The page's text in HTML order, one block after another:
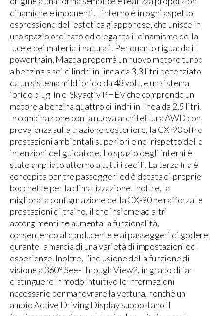
dinamiche e imponenti. L’interno è in ogni aspetto
espressione dell’estetica giapponese, che unisce in
uno spazio ordinato ed elegante il dinamismo della
luce e dei materiali naturali. Per quanto riguarda il
powertrain, Mazda proporrà un nuovo motore turbo
a benzina a sei cilindri in linea da 3,3 litri potenziato
da un sistema mild ibrido da 48 volt, e un sistema
ibrido plug-in e-Skyactiv PHEV che comprende un
motore a benzina quattro cilindri in linea da 2,5 litri.
In combinazione con la nuova architettura AWD con
prevalenza sulla trazione posteriore, la CX-90 offre
prestazioni ambientali superiori e nel rispetto delle
intenzioni del guidatore. Lo spazio degli interni è
stato ampliato attorno a tutti i sedili. La terza fila è
concepita per tre passeggeri ed è dotata di proprie
bocchette per la climatizzazione. Inoltre, la
migliorata configurazione della CX-90 ne rafforza le
prestazioni di traino, il che insieme ad altri
accorgimenti ne aumenta la funzionalità,
consentendo al conducente e ai passeggeri di godere
durante la marcia di una varietà di impostazioni ed
esperienze. Inoltre, l’inclusione della funzione di
visione a 360° See-Through View2, in grado di far
distinguere in modo intuitivo le informazioni
necessarie per manovrare la vettura, nonchè un
ampio Active Driving Display supportano il